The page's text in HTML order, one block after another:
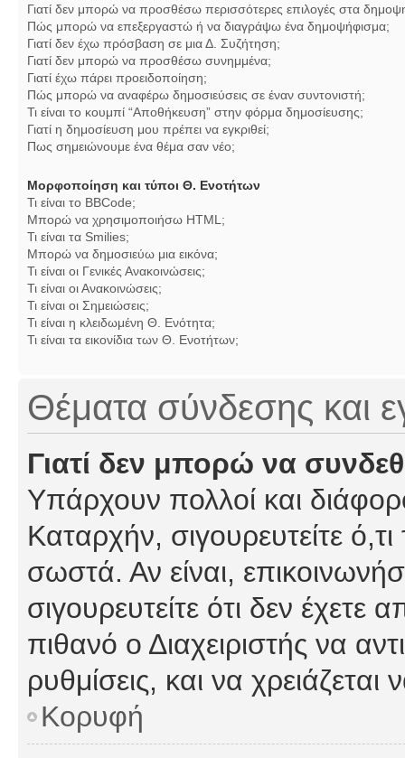
Γιατί δεν μπορώ να προσθέσω περισσότερες επιλογές στα
Πώς μπορώ να επεξεργαστώ ή να διαγράψω ένα δημοψήφισμα;
Γιατί δεν έχω πρόσβαση σε μια Δ. Συζήτηση;
Γιατί δεν μπορώ να προσθέσω συνημμένα;
Γιατί έχω πάρει προειδοποίηση;
Πώς μπορώ να αναφέρω δημοσιεύσεις σε έναν συντονιστή;
Τι είναι το κουμπί “Αποθήκευση” στην φόρμα δημοσίευσης;
Γιατί η δημοσίευση μου πρέπει να εγκριθεί;
Πως σημειώνουμε ένα θέμα σαν νέο;
Μορφοποίηση και τύποι Θ. Ενοτήτων
Τι είναι το BBCode;
Μπορώ να χρησιμοποιήσω HTML;
Τι είναι τα Smilies;
Μπορώ να δημοσιεύω μια εικόνα;
Τι είναι οι Γενικές Ανακοινώσεις;
Τι είναι οι Ανακοινώσεις;
Τι είναι οι Σημειώσεις;
Τι είναι η κλειδωμένη Θ. Ενότητα;
Τι είναι τα εικονίδια των Θ. Ενοτήτων;
Θέματα σύνδεσης και
Γιατί δεν μπορώ να
Υπάρχουν πολλοί και
Καταρχήν, σιγουρευτείτε
σωστά. Αν είναι,
σιγουρευτείτε ότι δεν έχετε
πιθανό ο Διαχειριστής να
ρυθμίσεις, και να χρειάζεται
Κορυφή